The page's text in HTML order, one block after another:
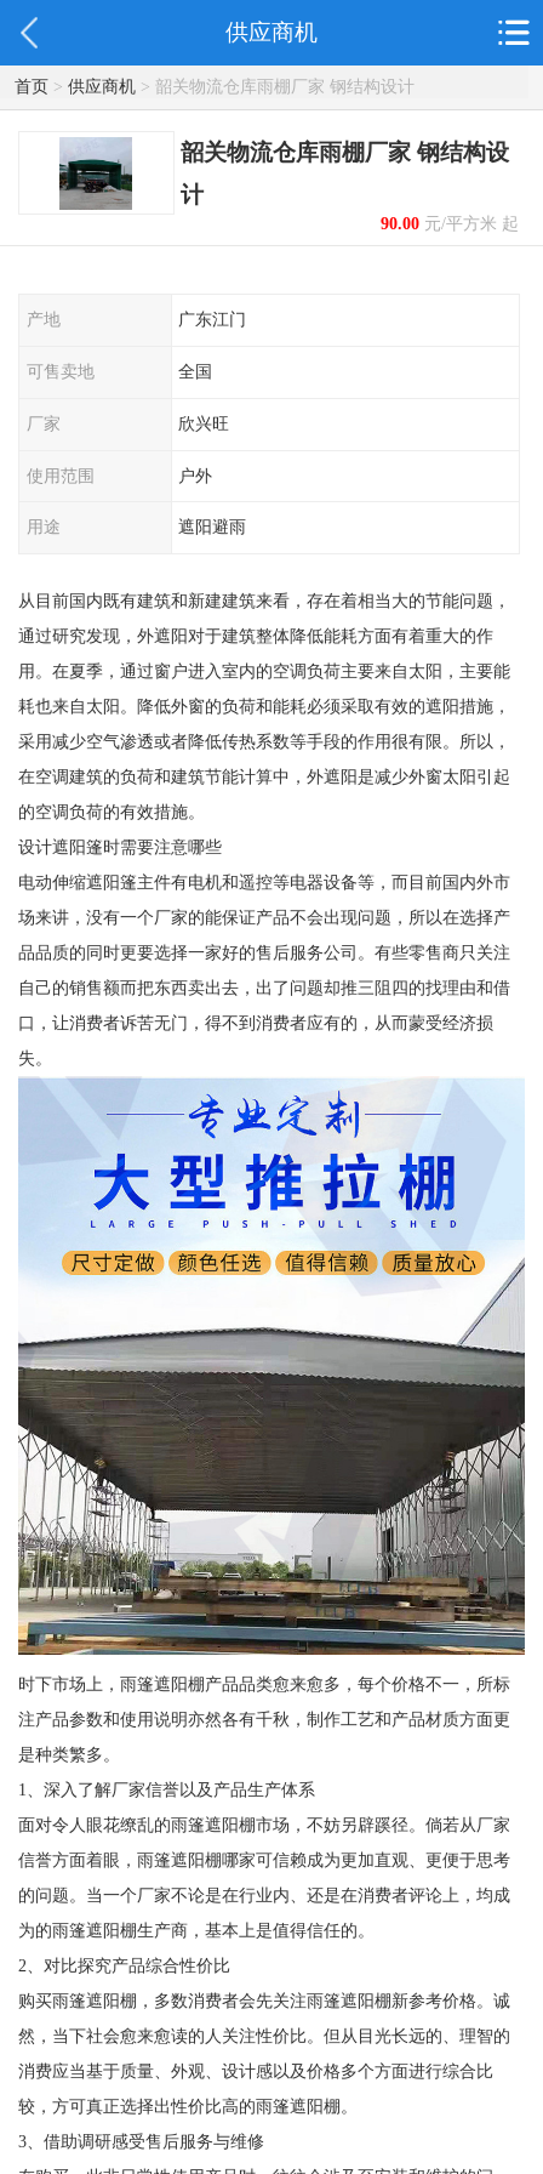
供应商机
首页> 供应商机> 韶关物流仓库雨棚厂家 钢结构设计
韶关物流仓库雨棚厂家 钢结构设
计
90.00元/平方米 起
产地 广东江门
可售卖地 全国
厂家 欣兴旺
使用范围 户外
用途 遮阳避雨
从目前国内既有建筑和新建建筑来看，存在着相当大的节能问题，
通过研究发现，外遮阳对于建筑整体降低能耗方面有着重大的作
用。在夏季，通过窗户进入室内的空调负荷主要来自太阳，主要能
耗也来自太阳。降低外窗的负荷和能耗必须采取有效的遮阳措施，
采用减少空气渗透或者降低传热系数等手段的作用很有限。所以，
在空调建筑的负荷和建筑节能计算中，外遮阳是减少外窗太阳引起
的空调负荷的有效措施。
设计遮阳篷时需要注意哪些
电动伸缩遮阳篷主件有电机和遥控等电器设备等，而目前国内外市
场来讲，没有一个厂家的能保证产品不会出现问题，所以在选择产
品品质的同时更要选择一家好的售后服务公司。有些零售商只关注
自己的销售额而把东西卖出去，出了问题却推三阻四的找理由和借
口，让消费者诉苦无门，得不到消费者应有的，从而蒙受经济损
失。
时下市场上，雨篷遮阳棚产品品类愈来愈多，每个价格不一，所标
注产品参数和使用说明亦然各有千秋，制作工艺和产品材质方面更
是种类繁多。
1、深入了解厂家信誉以及产品生产体系
面对令人眼花缭乱的雨篷遮阳棚市场，不妨另辟蹊径。倘若从厂家
信誉方面着眼，雨篷遮阳棚哪家可信赖成为更加直观、更便于思考
的问题。当一个厂家不论是在行业内、还是在消费者评论上，均成
为的雨篷遮阳棚生产商，基本上是值得信任的。
2、对比探究产品综合性价比
购买雨篷遮阳棚，多数消费者会先关注雨篷遮阳棚新参考价格。诚
然，当下社会愈来愈读的人关注性价比。但从目光长远的、理智的
消费应当基于质量、外观、设计感以及价格多个方面进行综合比
较，方可真正选择出性价比高的雨篷遮阳棚。
3、借助调研感受售后服务与维修